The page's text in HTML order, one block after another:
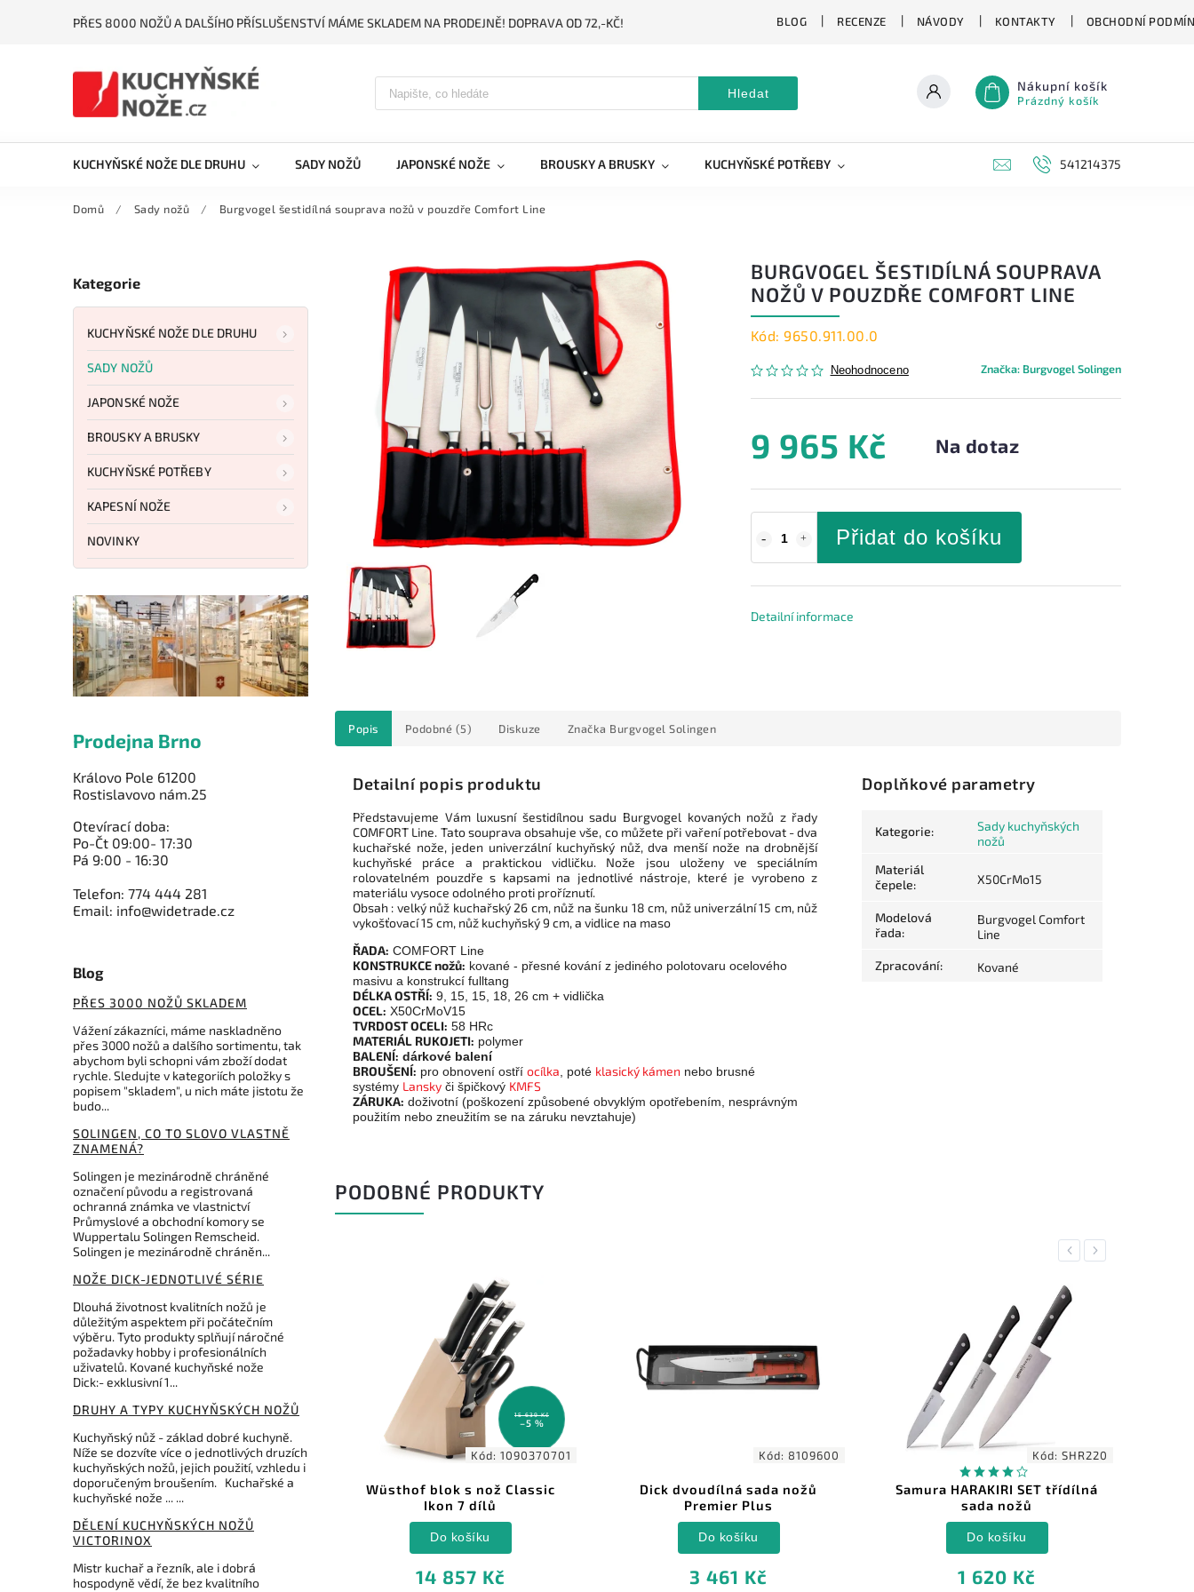
PŘES 8000 NOŽŮ A DALŠÍHO PŘÍSLUŠENSTVÍ MÁME SKLADEM NA PRODEJNĚ! DOPRAVA OD 72,-KČ! BLOG RECENZE NÁVODY KONTAKTY OBCHODNÍ
Hledat Nákupní košík
Prázdný košík
KUCHYŇSKÉ NOŽE DLE DRUHU SADY NOŽŮ JAPONSKÉ NOŽE BROUSKY A BRUSKY KUCHYŇSKÉ POTŘEBY NOVINKY ZNAČKY
541214375
Domů / Sady nožů / Burgvogel šestidílná souprava nožů v pouzdře Comfort Line
Kategorie
KUCHYŇSKÉ NOŽE DLE DRUHU
SADY NOŽŮ
JAPONSKÉ NOŽE
BROUSKY A BRUSKY
KUCHYŇSKÉ POTŘEBY
KAPESNÍ NOŽE
NOVINKY
Prodejna Brno
Královo Pole 61200
Rostislavovo nám.25
Otevírací doba:
Po-Čt 09:00- 17:30
Pá 9:00 - 16:30
Telefon: 774 444 281
Email: info@widetrade.cz
Blog
PŘES 3000 NOŽŮ SKLADEM
Vážení zákazníci, máme naskladněno
přes 3000 nožů a dalšího sortimentu, tak
abychom byli schopni vám zboží dodat
rychle. Sledujte v kategoriích položky s
popisem "skladem", u nich máte jistotu že
budo...
SOLINGEN, CO TO SLOVO VLASTNĚ
ZNAMENÁ?
Solingen je mezinárodně chráněné
označení původu a registrovaná
ochranná známka ve vlastnictví
Průmyslové a obchodní komory se
Wuppertalu Solingen Remscheid.
Solingen je mezinárodně chráněn...
NOŽE DICK-JEDNOTLIVÉ SÉRIE
Dlouhá životnost kvalitních nožů je
důležitým aspektem při počátečním
výběru. Tyto produkty splňují náročné
požadavky hobby i profesionálních
uživatelů. Kované kuchyňské nože
Dick:- exklusivní 1...
DRUHY A TYPY KUCHYŇSKÝCH NOŽŮ
Kuchyňský nůž - základ dobré kuchyně.
Níže se dozvíte více o jednotlivých druzích
kuchyňských nožů, jejich použití, vzhledu i
doporučeným broušením. Kuchařské a
kuchyňské nože ... ...
DĚLENÍ KUCHYŇSKÝCH NOŽŮ
VICTORINOX
Mistr kuchař a řezník, ale i dobrá
hospodyně vědí, že bez kvalitního
BURGVOGEL ŠESTIDÍLNÁ SOUPRAVA
NOŽŮ V POUZDŘE COMFORT LINE
Kód: 9650.911.00.0
Neohodnoceno Značka: Burgvogel Solingen
9 965 Kč Na dotaz
Přidat do košíku
Detailní informace
Popis Podobné (5) Diskuze Značka Burgvogel Solingen
Detailní popis produktu
Představujeme Vám luxusní šestidílnou sadu Burgvogel kovaných nožů z řady
COMFORT Line. Tato souprava obsahuje vše, co můžete při vaření potřebovat - dva
kuchařské nože, jeden univerzální kuchyňský nůž, dva menší nože na drobnější
kuchyňské práce a praktickou vidličku. Nože jsou uloženy ve speciálním
rolovatelném pouzdře s kapsami na jednotlivé nástroje, které je vyrobeno z
materiálu vysoce odolného proti proříznutí.
Obsah : velký nůž kuchařský 26 cm, nůž na šunku 18 cm, nůž univerzální 15 cm, nůž
vykošťovací 15 cm, nůž kuchyňský 9 cm, a vidlice na maso
ŘADA: COMFORT Line
KONSTRUKCE nožů: kované - přesné kování z jediného polotovaru ocelového
masivu a konstrukcí fulltang
DÉLKA OSTŘÍ: 9, 15, 15, 18, 26 cm + vidlička
OCEL: X50CrMoV15
TVRDOST OCELI: 58 HRc
MATERIÁL RUKOJETI: polymer
BALENÍ: dárkové balení
BROUŠENÍ: pro obnovení ostří ocílka , poté klasický kámen nebo brusné
systémy Lansky či špičkový KMFS
ZÁRUKA: doživotní (poškození způsobené obvyklým opotřebením, nesprávným
použitím nebo zneužitím se na záruku nevztahuje)
Doplňkové parametry
Kategorie:
Sady kuchyňských
nožů
Materiál
čepele: X50CrMo15
Modelová
řada:
Burgvogel Comfort
Line
Zpracování: Kované
PODOBNÉ PRODUKTY
Previous
1 640 Kč
Kód:8255100
Dick vykosťovací sada 3 nožů
ErgoGrip
1 384 Kč
15 639 Kč
–5 %
Kód: 1090370701
Wüsthof blok s nož Classic
Ikon 7 dílů
14 857 Kč
Do košíku
Kód: 8109600
Dick dvoudílná sada nožů
Premier Plus
3 461 Kč
Do košíku
Kód: SHR220
Samura HARAKIRI SET třídílná
sada nožů
1 620 Kč
Do košíku
Next